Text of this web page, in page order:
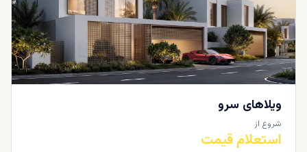
ویلاهای سرو
شروع از
استعلام قیمت